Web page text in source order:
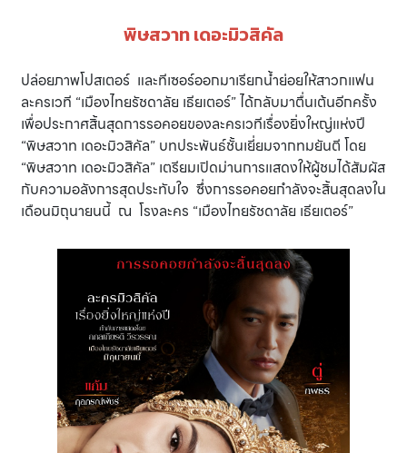
พิษสวาท เดอะมิวสิคัล
ปล่อยภาพโปสเตอร์ และทีเซอร์ออกมาเรียกน้ำย่อยให้สาวกแฟน
ละครเวที “เมืองไทยรัชดาลัย เธียเตอร์” ได้กลับมาตื่นเต้นอีกครั้ง
เพื่อประกาศสิ้นสุดการรอคอยของละครเวทีเรื่องยิ่งใหญ่แห่งปี
“พิษสวาท เดอะมิวสิคัล” บทประพันธ์ชั้นเยี่ยมจากทมยันตี โดย
“พิษสวาท เดอะมิวสิคัล” เตรียมเปิดม่านการแสดงให้ผู้ชมได้สัมผัส
กับความอลังการสุดประทับใจ ซึ่งการรอคอยกำลังจะสิ้นสุดลงใน
เดือนมิถุนายนนี้ ณ โรงละคร “เมืองไทยรัชดาลัย เธียเตอร์”